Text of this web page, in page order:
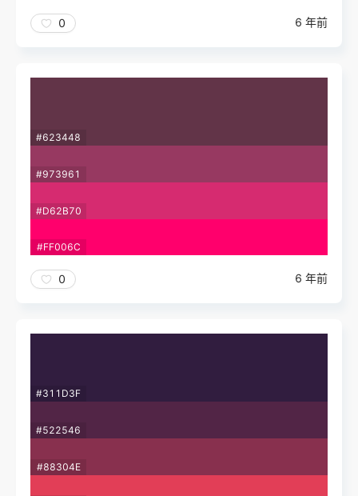
0 6 年前
#623448
#973961
#D62B70
#FF006C
0 6 年前
#311D3F
#522546
#88304E